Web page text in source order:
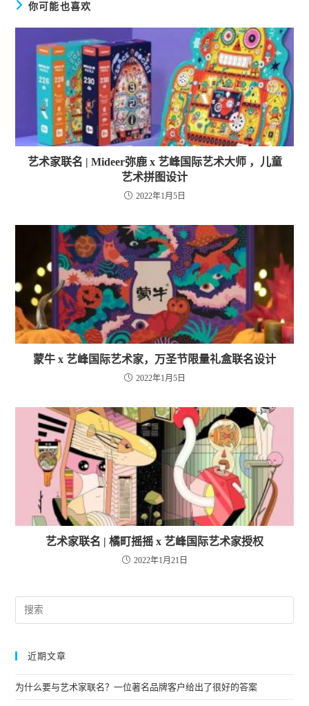
你可能也喜欢
艺术家联名 | Mideer弥鹿 x 艺峰国际艺术大师 ，儿童
艺术拼图设计
2022年1月5日
蒙牛 x 艺峰国际艺术家，万圣节限量礼盒联名设计
2022年1月5日
艺术家联名 | 橘町摇摇 x 艺峰国际艺术家授权
2022年1月21日
近期文章
为什么要与艺术家联名？一位著名品牌客户给出了很好的答案